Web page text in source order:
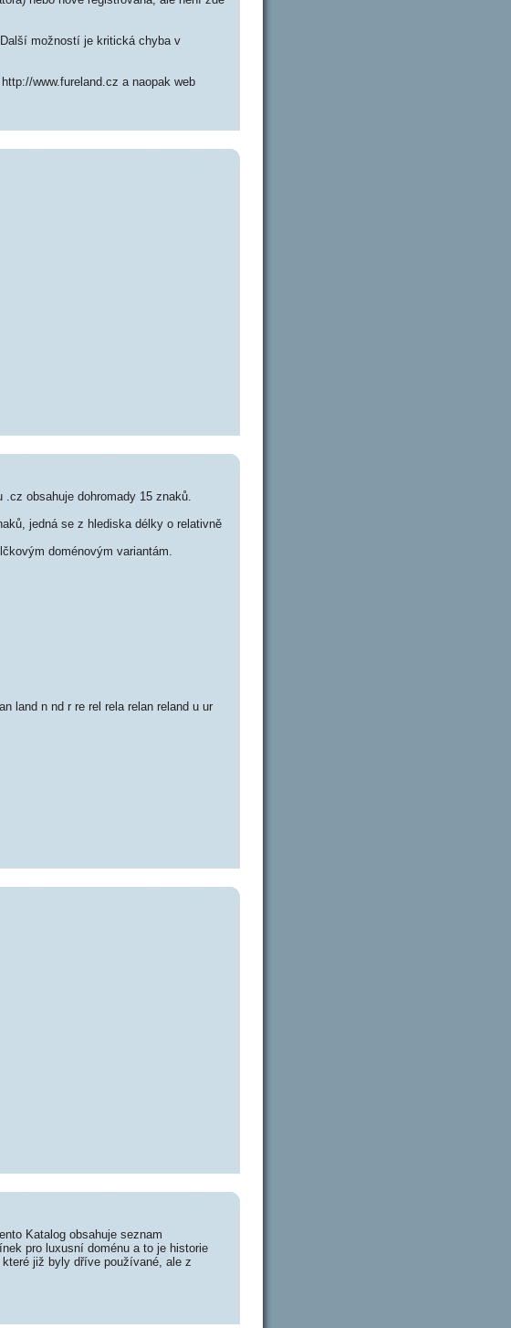
možností je kritická chyba v
www.fureland.cz a naopak web
obsahuje dohromady 15 znaků.
jedná se z hlediska délky o relativně
doménovým variantám.
land n nd r re rel rela relan reland u ur
Katalog obsahuje seznam
pro luxusní doménu a to je historie
již byly dříve používané, ale z